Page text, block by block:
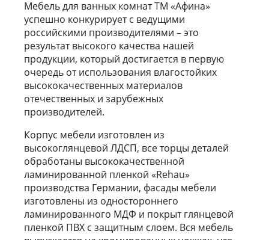
Мебель для ванных комнат ТМ «Афина»
успешно конкурирует с ведущими
российскими производителями – это
результат высокого качества нашей
продукции, который достигается в первую
очередь от использования влагостойких
высококачественных материалов
отечественных и зарубежных
производителей.
Корпус мебели изготовлен из
высокоглянцевой ЛДСП, все торцы деталей
обработаны высококачественной
ламинированной пленкой «Rehau»
производства Германии, фасады мебели
изготовлены из одностороннего
ламинированного МДФ и покрыт глянцевой
пленкой ПВХ с защитным слоем. Вся мебель